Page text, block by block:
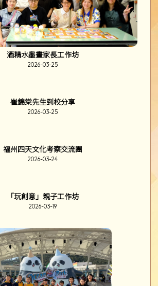
基督受難及復活崇拜
2026-03-27
韓國體育、科技及文化交流團